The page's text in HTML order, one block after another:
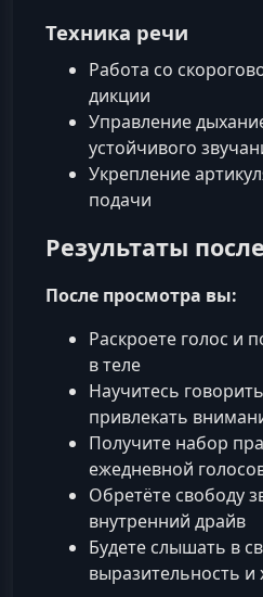
Техника речи
Работа со
дикции
Управление
устойчивого
Укрепление
подачи
Результаты
После просмотра вы:
Раскроете голос и
в теле
Научитесь
привлекать
Получите набор
ежедневной
Обретёте свободу
внутренний драйв
Будете слышать в
выразительность и